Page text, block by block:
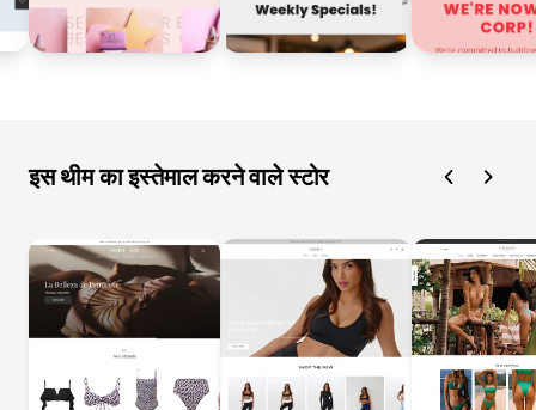
इस थीम का इस्तेमाल करने वाले स्टोर